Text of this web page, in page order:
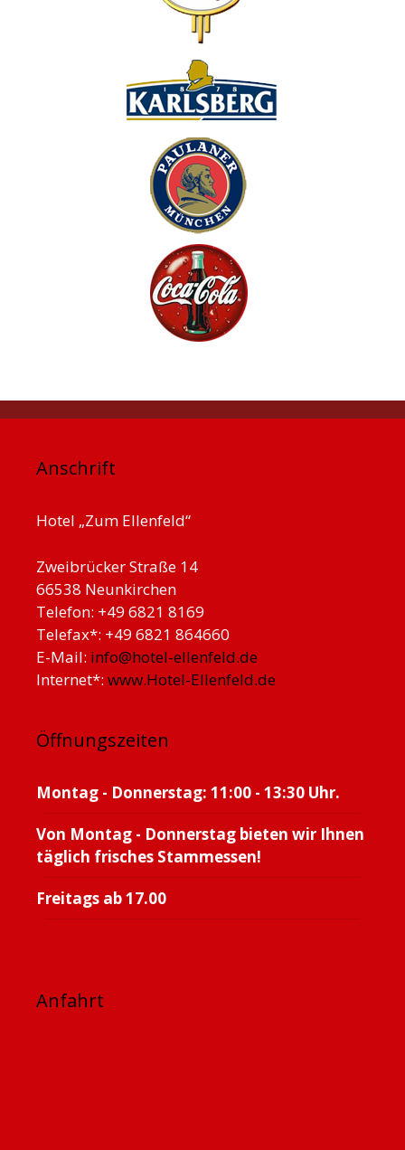
Anschrift
Hotel „Zum Ellenfeld“
Zweibrücker Straße 14
66538 Neunkirchen
Telefon: +49 6821 8169
Telefax*: +49 6821 864660
E-Mail: info@hotel-ellenfeld.de
Internet*: www.Hotel-Ellenfeld.de
Öffnungszeiten
Montag - Donnerstag: 11:00 - 13:30 Uhr.
Von Montag - Donnerstag bieten wir Ihnen
täglich frisches Stammessen!
Freitags ab 17.00
Anfahrt